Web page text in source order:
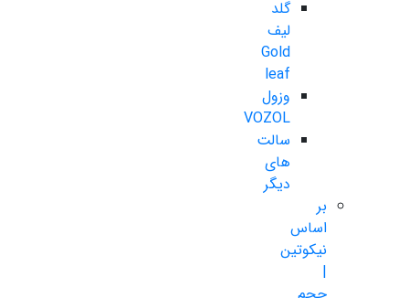
گلد
لیف
Gold
leaf
وزول
VOZOL
سالت
های
دیگر
بر
اساس
نیکوتین
|